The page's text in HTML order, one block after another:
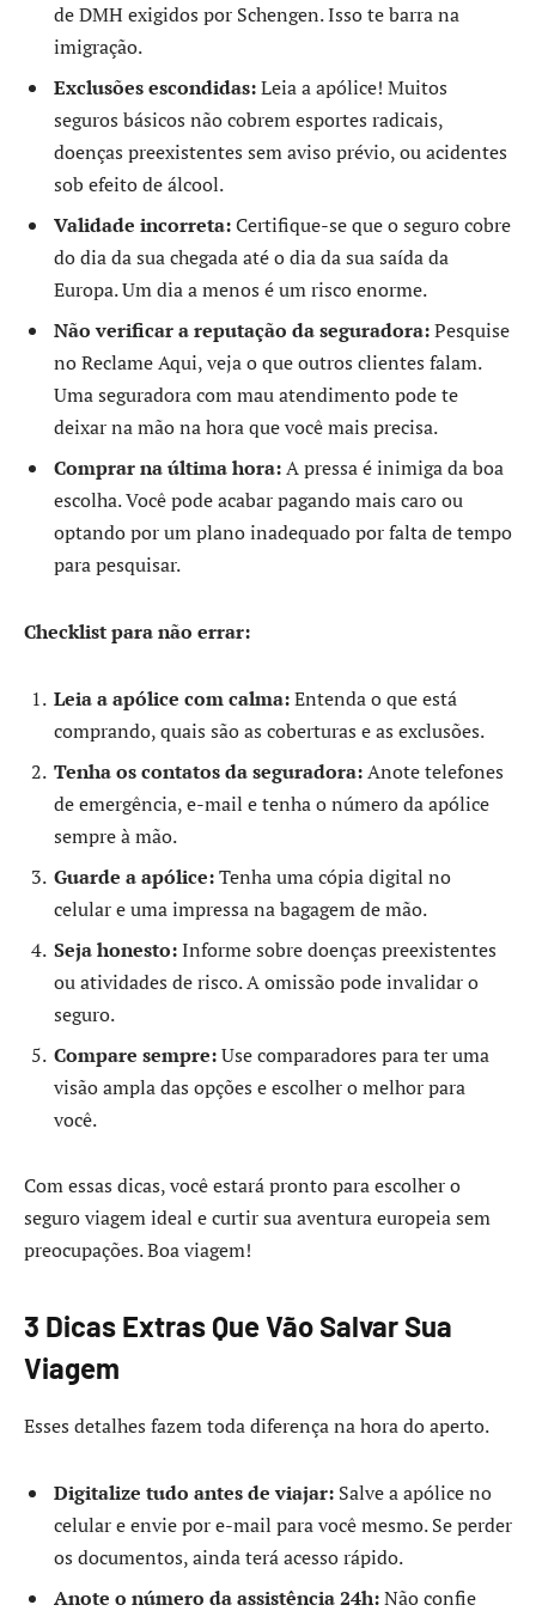
de DMH exigidos por Schengen. Isso te barra na
imigração.
Exclusões escondidas:Leia a apólice! Muitos
seguros básicos não cobrem esportes radicais,
doenças preexistentes sem aviso prévio, ou acidentes
sob efeito de álcool.
Validade incorreta:Certifique-se que o seguro cobre
do dia da sua chegada até o dia da sua saída da
Europa. Um dia a menos é um risco enorme.
Não verificar a reputação da seguradora:Pesquise
no Reclame Aqui, veja o que outros clientes falam.
Uma seguradora com mau atendimento pode te
deixar na mão na hora que você mais precisa.
Comprar na última hora:A pressa é inimiga da boa
escolha. Você pode acabar pagando mais caro ou
optando por um plano inadequado por falta de tempo
para pesquisar.
Checklist para não errar:
Leia a apólice com calma:Entenda o que está
comprando, quais são as coberturas e as exclusões.
Tenha os contatos da seguradora:Anote telefones
de emergência, e-mail e tenha o número da apólice
sempre à mão.
Guarde a apólice:Tenha uma cópia digital no
celular e uma impressa na bagagem de mão.
Seja honesto:Informe sobre doenças preexistentes
ou atividades de risco. A omissão pode invalidar o
seguro.
Compare sempre:Use comparadores para ter uma
visão ampla das opções e escolher o melhor para
você.
Com essas dicas, você estará pronto para escolher o
seguro viagem ideal e curtir sua aventura europeia sem
preocupações. Boa viagem!
3 Dicas Extras Que Vão Salvar Sua
Viagem
Esses detalhes fazem toda diferença na hora do aperto.
Digitalize tudo antes de viajar: Salve a apólice no
celular e envie por e-mail para você mesmo. Se perder
os documentos, ainda terá acesso rápido.
Anote o número da assistência 24h:Não confie